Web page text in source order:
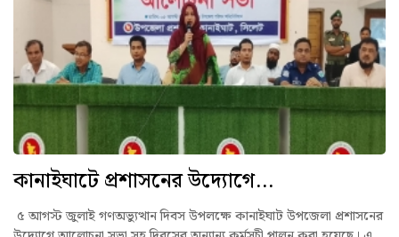
কানাইঘাটে প্রশাসনের উদ্যোগে...
৫ আগস্ট জুলাই গণঅভ্যুত্থান দিবস উপলক্ষে কানাইঘাট উপজেলা প্রশাসনের